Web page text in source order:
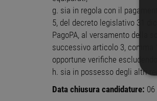
g. sia in regola con il
5, del decreto legislativo 31
PagoPA, al versamento della
successivo articolo 3, comma
opportune verifiche
h. sia in possesso degli altri
Data chiusura candidature: